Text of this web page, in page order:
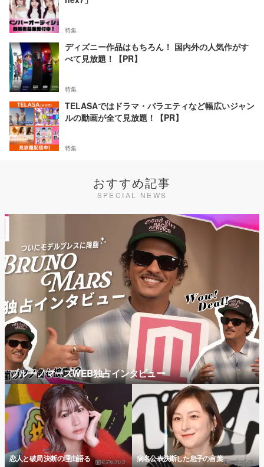
特集
ディズニー作品はもちろん！ 国内外の人気作がす
べて見放題！【PR】
特集
TELASAではドラマ・バラエティなど幅広いジャン
ルの動画が全て見放題！【PR】
特集
おすすめ記事
SPECIAL NEWS
ブルーノマーズWEB独占インタビュー
恋人と破局 決断の理由語る 病名公表決断した息子の言葉